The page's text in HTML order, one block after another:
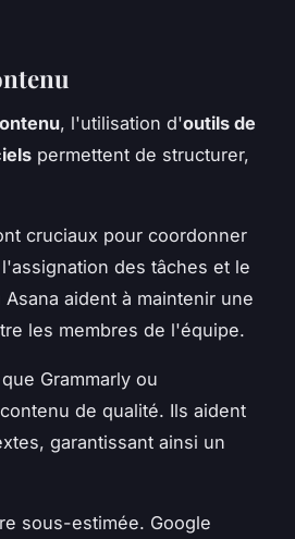
, l'utilisation d'outils de
permettent de structurer,
cruciaux pour coordonner
des tâches et le
aident à maintenir une
les membres de l'équipe.
Grammarly ou
de qualité. Ils aident
garantissant ainsi un
sous-estimée. Google